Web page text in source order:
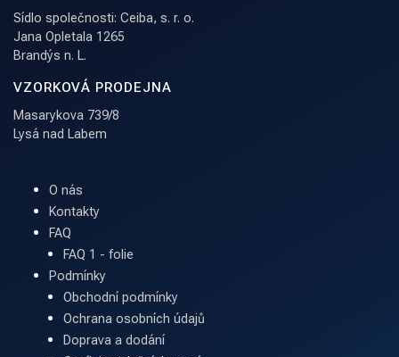
Sídlo společnosti: Ceiba, s. r. o.
Jana Opletala 1265
Brandýs n. L.
VZORKOVÁ PRODEJNA
Masarykova 739/8
Lysá nad Labem
O nás
Kontakty
FAQ
FAQ 1 - folie
Podmínky
Obchodní podmínky
Ochrana osobních údajů
Doprava a dodání